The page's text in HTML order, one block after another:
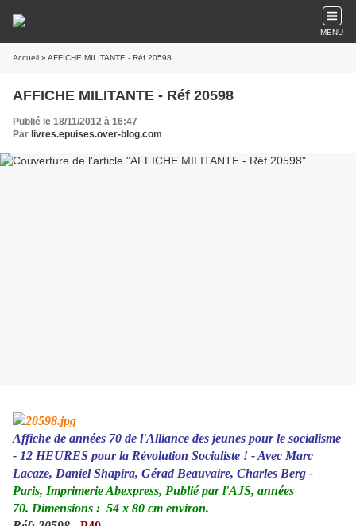
MENU
Accueil » AFFICHE MILITANTE - Réf 20598
AFFICHE MILITANTE - Réf 20598
Publié le 18/11/2012 à 16:47
Par livres.epuises.over-blog.com
Affiche de années 70 de l'Alliance des jeunes pour le socialisme
- 12 HEURES pour la Révolution Socialiste ! - Avec Marc
Lacaze, Daniel Shapira, Gérad Beauvaire, Charles Berg -
Paris, Imprimerie Abexpress, Publié par l'AJS, années
70. Dimensions : 54 x 80 cm environ.